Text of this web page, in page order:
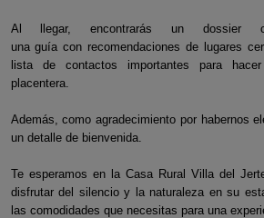
Al llegar, encontrarás un dossier
una guía con recomendaciones de lugares
lista de contactos importantes para
placentera.
Además, como agradecimiento por habernos
un detalle de bienvenida.
Te esperamos en la Casa Rural Villa del
disfrutar del silencio y la naturaleza en su
las comodidades que necesitas para una